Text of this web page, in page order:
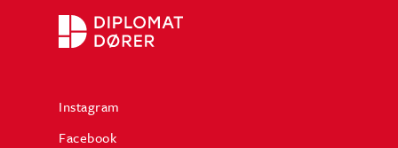
Instagram
Facebook